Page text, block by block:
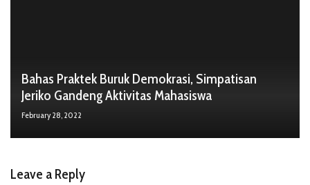
Bahas Praktek Buruk Demokrasi, Simpatisan
Jeriko Gandeng Aktivitas Mahasiswa
February 28, 2022
Leave a Reply